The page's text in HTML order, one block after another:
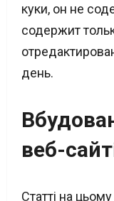
куки, он не
содержит
день.
веб-
Статті на